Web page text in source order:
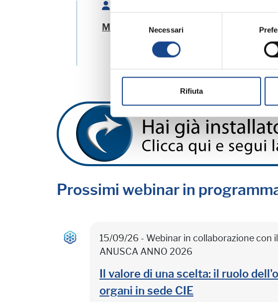
del
Necessari
Rifiuta
MINARDI Romano- Esperto ANUSCA
Prossimi webinar in
15/09/26 - Webinar in collaborazione con
ANUSCA ANNO 2026
Il valore di una scelta: il ruolo
organi in sede CIE